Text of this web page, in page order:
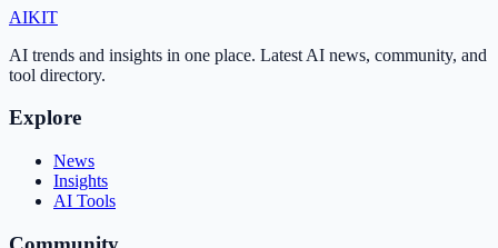
AIKIT
AI trends and insights in one place. Latest AI news, community, and
tool directory.
Explore
News
Insights
AI Tools